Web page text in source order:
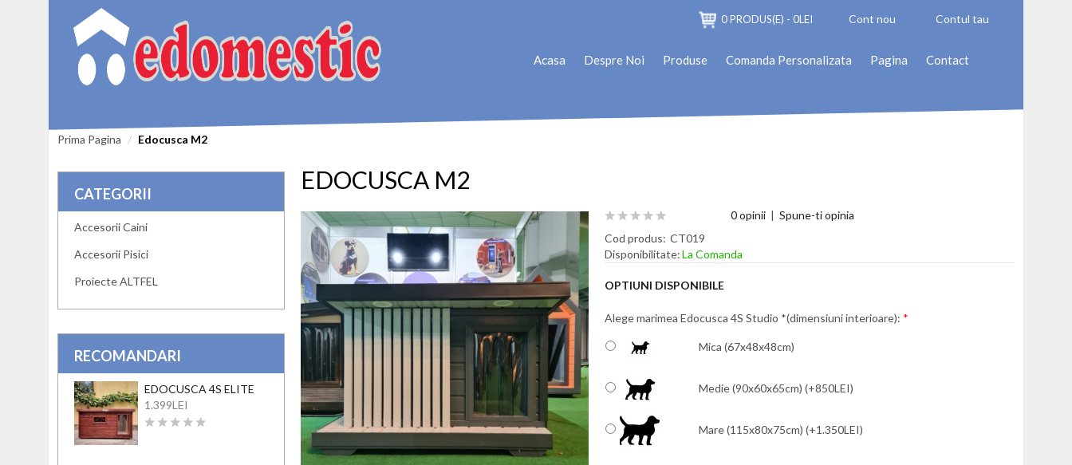
Contul tau
Cont nou
0 PRODUS(E) - 0LEI
Acasa Despre Noi Produse Comanda Personalizata Pagina Contact
Prima Pagina Edocusca M2
CATEGORII
Accesorii Caini
Accesorii Pisici
Proiecte ALTFEL
RECOMANDARI
EDOCUSCA 4S ELITE
1.399LEI
EDOCUSCA M2
0 opinii |Spune-ti opinia
Cod produs: CT019
Disponibilitate:La Comanda
OPTIUNI DISPONIBILE
Alege marimea Edocusca 4S Studio *(dimensiuni interioare): *
Mica (67x48x48cm)
Medie (90x60x65cm) (+850LEI)
Mare (115x80x75cm) (+1.350LEI)